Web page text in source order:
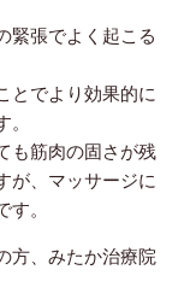
緊張でよく起こる
とでより効果的に
も筋肉の固さが残
が、マッサージに
。
方、みたか治療院